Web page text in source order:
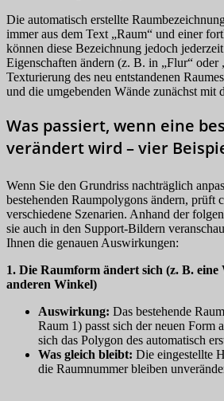
Die automatisch erstellte
immer aus dem Text „Raum“ und einer
können diese Bezeichnung jedoch
Eigenschaften ändern (z. B. in „Flur“ oder
Texturierung des neu entstandenen
und die umgebenden Wände zunächst mit
Was passiert, wenn eine
verändert wird – vier
Wenn Sie den Grundriss nachträglich
bestehenden Raumpolygons ändern, prüft
verschiedene Szenarien. Anhand der
sie auch in den Support-Bildern
Ihnen die genauen Auswirkungen:
1. Die Raumform ändert sich (z. B. eine
anderen Winkel)
Auswirkung: Das bestehende
Raum 1) passt sich der neuen Form
sich das Polygon des automatisch
Was gleich bleibt: Die eingestellte
die Raumnummer bleiben